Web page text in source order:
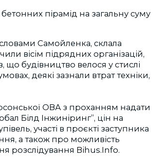
пірамід на загальну суму
Самойленка, склала
вісім підрядних організацій,
що будівництво велося у стислі
деякі зазнали втрат техніки,
ОВА з проханням надати
Білд Інжиніринг”, цін на
участі в проєкті заступника
а також про можливість
розслідування Bihus.Info.